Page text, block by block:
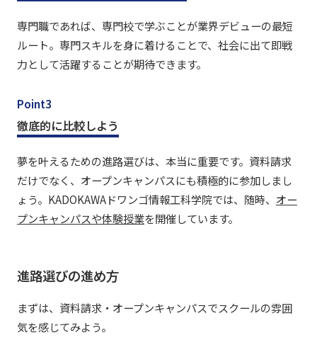
専門職であれば、専門校で学ぶことが業界デビューの最短
ルート。専門スキルを身に着けることで、社会に出て即戦
力として活躍することが期待できます。
Point3
徹底的に比較しよう
夢を叶えるための進路選びは、本当に重要です。資料請求
だけでなく、オープンキャンパスにも積極的に参加しまし
ょう。KADOKAWAドワンゴ情報工科学院では、随時、 オー
プンキャンパスや体験授業を開催しています。
進路選びの進め方
まずは、資料請求・オープンキャンパスでスクールの雰囲
気を感じてみよう。